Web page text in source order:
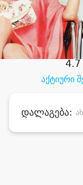
აქტიური
4.7
დალაგება: